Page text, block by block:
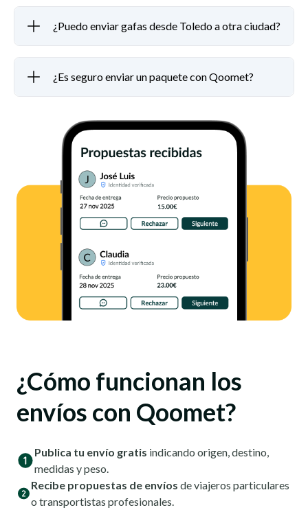
¿Puedo enviar gafas desde Toledo a otra ciudad?
¿Es seguro enviar un paquete con Qoomet?
¿Cómo funcionan los
envíos con Qoomet?
Publica tu envío gratis indicando origen, destino,
medidas y peso.
Recibe propuestas de envíos de viajeros particulares
o transportistas profesionales.